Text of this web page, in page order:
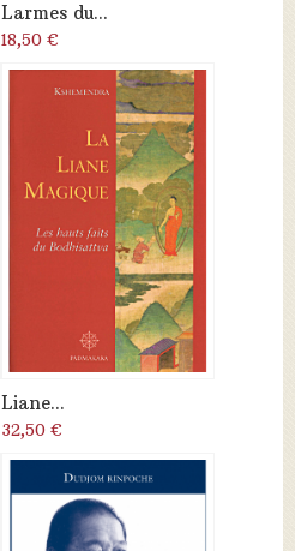
Larmes du...
18,50 €
Liane...
32,50 €